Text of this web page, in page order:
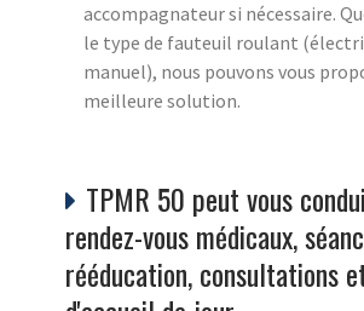
accompagnateur si nécessaire.
le type de fauteuil roulant
manuel), nous pouvons vous
meilleure solution.
TPMR 50 peut vous
rendez-vous médicaux,
rééducation, consultations